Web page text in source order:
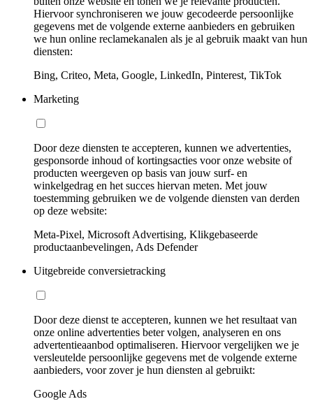
Hiervoor synchroniseren we jouw gecodeerde persoonlijke
gegevens met de volgende externe aanbieders en gebruiken
we hun online reclamekanalen als je al gebruik maakt van hun
diensten:
Bing, Criteo, Meta, Google, LinkedIn, Pinterest, TikTok
Marketing
Door deze diensten te accepteren, kunnen we advertenties,
gesponsorde inhoud of kortingsacties voor onze website of
producten weergeven op basis van jouw surf- en
winkelgedrag en het succes hiervan meten. Met jouw
toestemming gebruiken we de volgende diensten van derden
op deze website:
Meta-Pixel, Microsoft Advertising, Klikgebaseerde
productaanbevelingen, Ads Defender
Uitgebreide conversietracking
Door deze dienst te accepteren, kunnen we het resultaat van
onze online advertenties beter volgen, analyseren en ons
advertentieaanbod optimaliseren. Hiervoor vergelijken we je
versleutelde persoonlijke gegevens met de volgende externe
aanbieders, voor zover je hun diensten al gebruikt:
Google Ads